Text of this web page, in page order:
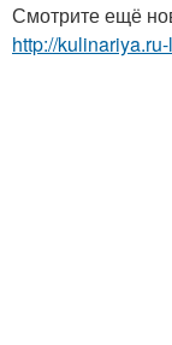
Смотрите ещё
http://